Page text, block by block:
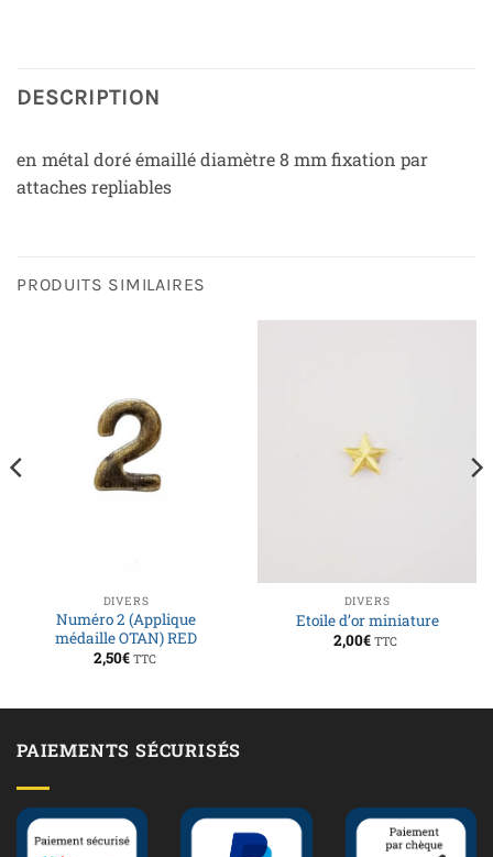
DESCRIPTION
en métal doré émaillé diamètre 8 mm fixation par
attaches repliables
PRODUITS SIMILAIRES
DIVERS
Numéro 2 (Applique
médaille OTAN) RED
2,50€ TTC
DIVERS
Etoile d’or miniature
2,00€ TTC
PAIEMENTS SÉCURISÉS